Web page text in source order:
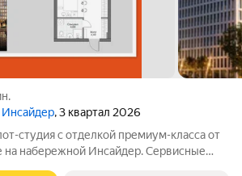
, 3 квартал 2026
студия с отделкой премиум-класса от
на набережной Инсайдер. Сервисные